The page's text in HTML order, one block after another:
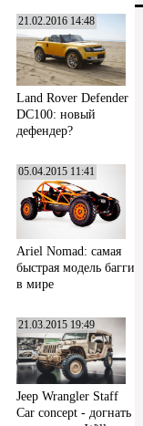
21.02.2016 14:48
Land Rover Defender
DC100: новый
дефендер?
05.04.2015 11:41
Ariel Nomad: самая
быстрая модель багги
в мире
21.03.2015 19:49
Jeep Wrangler Staff
Car concept - догнать